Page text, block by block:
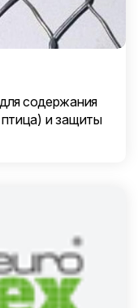
содержания
и защиты